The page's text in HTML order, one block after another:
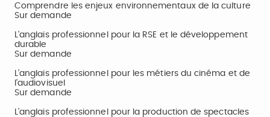
Comprendre les enjeux environnementaux de la culture
Sur demande
L'anglais professionnel pour la RSE et le développement
durable
Sur demande
L’anglais professionnel pour les métiers du cinéma et de
l’audiovisuel
Sur demande
L’anglais professionnel pour la production de spectacles